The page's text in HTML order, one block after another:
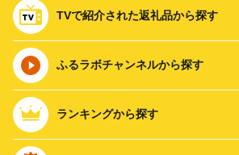
TVで紹介された返礼品から探す
ふるラボチャンネルから探す
ランキングから探す